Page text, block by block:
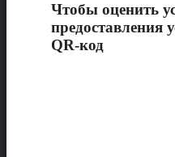
Чтобы оценить
предоставления
QR-код